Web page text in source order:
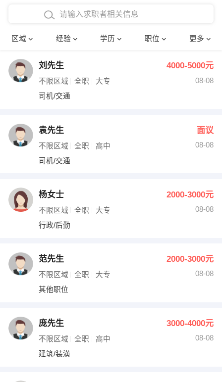
区域 经验 学历 职位 更多
在校学生工作经验
四年以上工作经验
五年以上工作经验
博士
文员 护士
财务会计
网络IT
收银员
水电/机修
编辑 法律
其他职位
确定
刘先生 4000-5000元
不限区域 全职 大专
08-08
司机/交通
袁先生 面议
不限区域 全职 高中
08-08
司机/交通
杨女士 2000-3000元
不限区域 全职 大专
08-08
行政/后勤
范先生 2000-3000元
不限区域 全职 大专
08-08
其他职位
庞先生 3000-4000元
不限区域 全职 高中
08-08
建筑/装潢